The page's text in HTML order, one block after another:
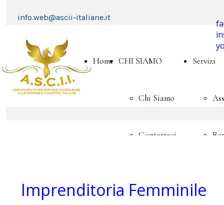
info.web@ascii-italiane.it
Home CHI SIAMO
Chi Siamo
Contattaci
Servizi
Imprenditoria Femminile